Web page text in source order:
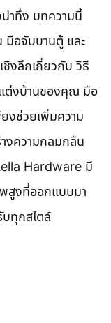
าทึ่ง บทความนี้
อจับบานตู้ และ
งลึกเกี่ยวกับ วิธี
แต่งบ้านของคุณ มือ
งช่วยเพิ่มความ
างความกลมกลืน
Hardware มี
สูงที่ออกแบบมา
บทุกสไตล์